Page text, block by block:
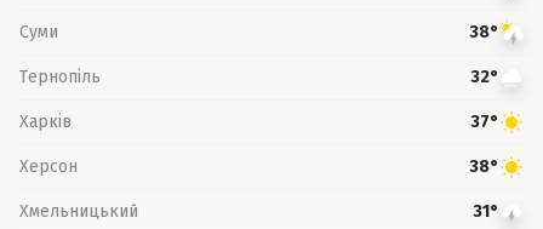
Суми 38°
Тернопіль 32°
Харків 37°
Херсон 38°
Хмельницький 31°